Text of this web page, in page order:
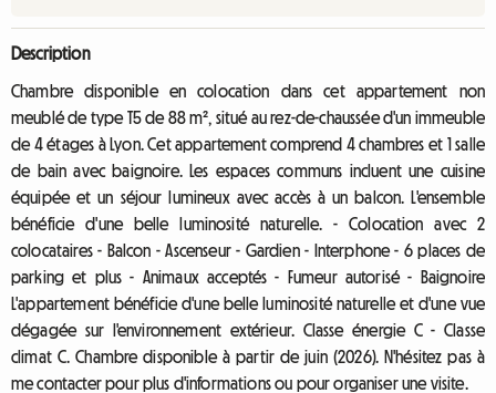
Description
Chambre disponible en colocation dans cet appartement non
meublé de type T5 de 88 m², situé au rez-de-chaussée d'un immeuble
de 4 étages à Lyon. Cet appartement comprend 4 chambres et 1 salle
de bain avec baignoire. Les espaces communs incluent une cuisine
équipée et un séjour lumineux avec accès à un balcon. L'ensemble
bénéficie d'une belle luminosité naturelle. - Colocation avec 2
colocataires - Balcon - Ascenseur - Gardien - Interphone - 6 places de
parking et plus - Animaux acceptés - Fumeur autorisé - Baignoire
L'appartement bénéficie d'une belle luminosité naturelle et d'une vue
dégagée sur l'environnement extérieur. Classe énergie C - Classe
climat C. Chambre disponible à partir de juin (2026). N'hésitez pas à
me contacter pour plus d'informations ou pour organiser une visite.